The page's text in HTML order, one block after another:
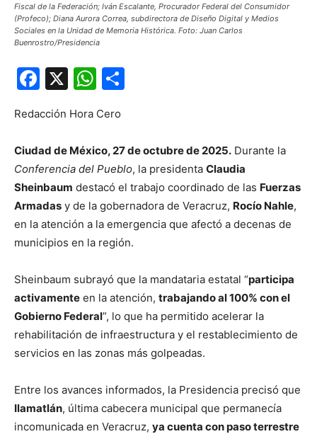
Fiscal de la Federación; Iván Escalante, Procurador Federal del Consumidor
(Profeco); Diana Aurora Correa, subdirectora de Diseño Digital y Medios
Sociales en la Unidad de Memoria Histórica. Foto: Juan Carlos
Buenrostro/Presidencia
Facebook
X WhatsApp
Redacción Hora Cero
Ciudad de México, 27 de octubre de 2025. Durante la
Conferencia del Pueblo, la presidenta Claudia
Sheinbaum destacó el trabajo coordinado de las Fuerzas
Armadas y de la gobernadora de Veracruz, Rocío Nahle,
en la atención a la emergencia que afectó a decenas de
municipios en la región.
Sheinbaum subrayó que la mandataria estatal “participa
activamente en la atención, trabajando al 100% con el
Gobierno Federal”, lo que ha permitido acelerar la
rehabilitación de infraestructura y el restablecimiento de
servicios en las zonas más golpeadas.
Entre los avances informados, la Presidencia precisó que
Ilamatlán, última cabecera municipal que permanecía
incomunicada en Veracruz, ya cuenta con paso terrestre